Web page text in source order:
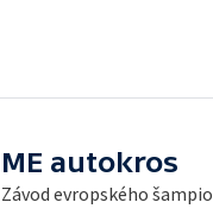
ME autokros
Závod evropského